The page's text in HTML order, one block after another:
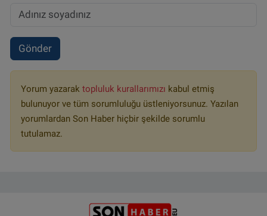
Gönder
Yorum yazarak topluluk kurallarımızı kabul etmiş
bulunuyor ve tüm sorumluluğu üstleniyorsunuz. Yazılan
yorumlardan Son Haber hiçbir şekilde sorumlu
tutulamaz.